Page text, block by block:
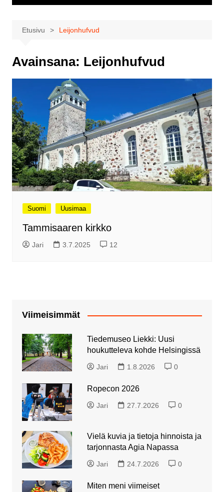
Etusivu Leijonhufvud
Avainsana: Leijonhufvud
Suomi Uusimaa
Tammisaaren kirkko
Jari 3.7.2025 12
Viimeisimmät
Tiedemuseo Liekki: Uusi
houkutteleva kohde Helsingissä
Jari 1.8.2026 0
Ropecon 2026
Jari 27.7.2026 0
Vielä kuvia ja tietoja hinnoista ja
tarjonnasta Agia Napassa
Jari 24.7.2026 0
Miten meni viimeiset